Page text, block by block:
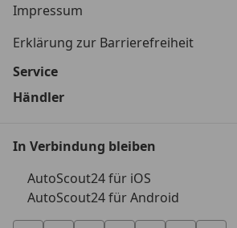
Impressum
Erklärung zur Barrierefreiheit
Service
Händler
In Verbindung bleiben
AutoScout24 für iOS
AutoScout24 für Android